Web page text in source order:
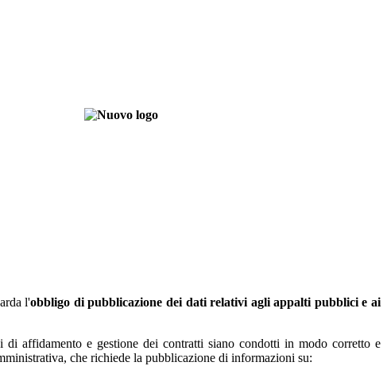
l'obbligo di pubblicazione dei dati relativi agli appalti pubblici e ai
affidamento e gestione dei contratti siano condotti in modo corretto e
che richiede la pubblicazione di informazioni su: